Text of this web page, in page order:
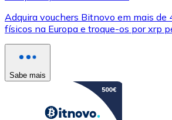
Adquira vouchers Bitnovo em mais de
físicos na Europa e troque-os por xrp
Sabe mais